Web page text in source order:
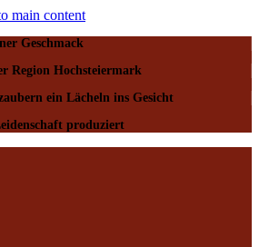
main content
Geschmack
Region Hochsteiermark
ein Lächeln ins Gesicht
produziert